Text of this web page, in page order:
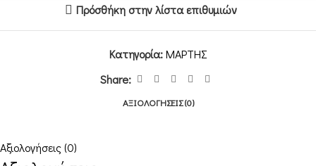
Πρόσθήκη στην λίστα επιθυμιών
Κατηγορία: ΜΑΡΤΗΣ
Share:
ΑΞΙΟΛΟΓΉΣΕΙΣ (0)
Αξιολογήσεις (0)